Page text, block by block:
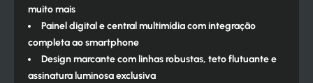
muito mais
Painel digital e central multimídia com integração
completa ao smartphone
Design marcante com linhas robustas, teto flutuante e
assinatura luminosa exclusiva